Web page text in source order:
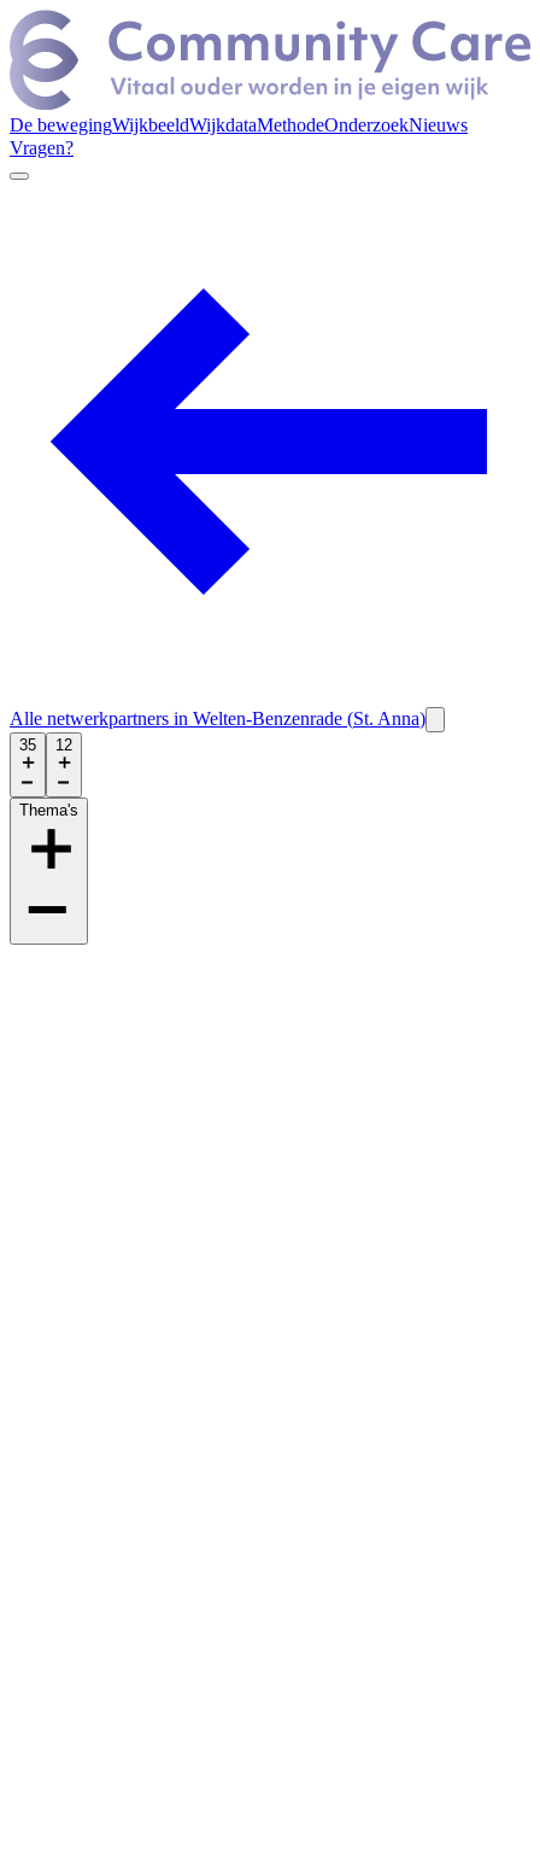
De bewegingWijkbeeldWijkdataMethodeOnderzoekNieuws
Vragen?
Alle netwerkpartners in Welten-Benzenrade (St. Anna)
35 12
Thema's